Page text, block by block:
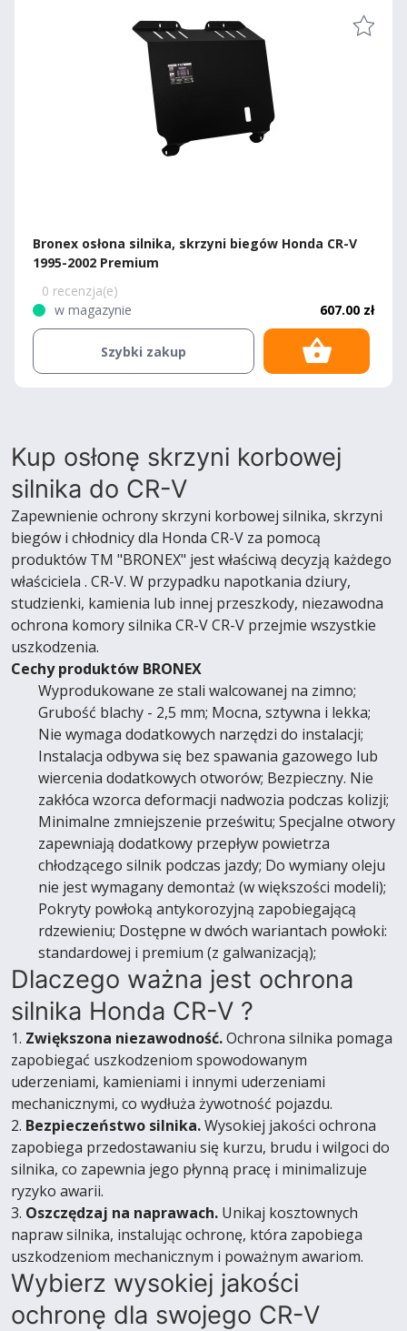
Bronex osłona silnika, skrzyni biegów Honda CR-V
1995-2002 Premium
0 recenzja(e)
w magazynie
607.00 zł
Szybki zakup
Kup osłonę skrzyni korbowej
silnika do CR-V
Zapewnienie ochrony skrzyni korbowej silnika, skrzyni
biegów i chłodnicy dla Honda CR-V za pomocą
produktów TM "BRONEX" jest właściwą decyzją każdego
właściciela . CR-V. W przypadku napotkania dziury,
studzienki, kamienia lub innej przeszkody, niezawodna
ochrona komory silnika CR-V CR-V przejmie wszystkie
uszkodzenia.
Cechy produktów BRONEX
Wyprodukowane ze stali walcowanej na zimno;
Grubość blachy - 2,5 mm; Mocna, sztywna i lekka;
Nie wymaga dodatkowych narzędzi do instalacji;
Instalacja odbywa się bez spawania gazowego lub
wiercenia dodatkowych otworów; Bezpieczny. Nie
zakłóca wzorca deformacji nadwozia podczas kolizji;
Minimalne zmniejszenie prześwitu; Specjalne otwory
zapewniają dodatkowy przepływ powietrza
chłodzącego silnik podczas jazdy; Do wymiany oleju
nie jest wymagany demontaż (w większości modeli);
Pokryty powłoką antykorozyjną zapobiegającą
rdzewieniu; Dostępne w dwóch wariantach powłoki:
standardowej i premium (z galwanizacją);
Dlaczego ważna jest ochrona
silnika Honda CR-V ?
1. Zwiększona niezawodność.Ochrona silnika pomaga
zapobiegać uszkodzeniom spowodowanym
uderzeniami, kamieniami i innymi uderzeniami
mechanicznymi, co wydłuża żywotność pojazdu.
2. Bezpieczeństwo silnika.Wysokiej jakości ochrona
zapobiega przedostawaniu się kurzu, brudu i wilgoci do
silnika, co zapewnia jego płynną pracę i minimalizuje
ryzyko awarii.
3. Oszczędzaj na naprawach. Unikaj kosztownych
napraw silnika, instalując ochronę, która zapobiega
uszkodzeniom mechanicznym i poważnym awariom.
Wybierz wysokiej jakości
ochronę dla swojego CR-V